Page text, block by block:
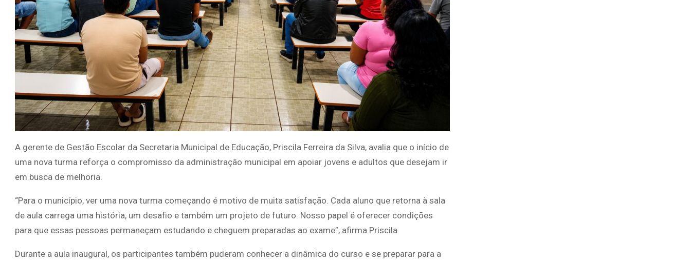
A gerente de Gestão Escolar da Secretaria Municipal de Educação, Priscila Ferreira da Silva, avalia que o início de
uma nova turma reforça o compromisso da administração municipal em apoiar jovens e adultos que desejam ir
em busca de melhoria.
“Para o município, ver uma nova turma começando é motivo de muita satisfação. Cada aluno que retorna à sala
de aula carrega uma história, um desafio e também um projeto de futuro. Nosso papel é oferecer condições
para que essas pessoas permaneçam estudando e cheguem preparadas ao exame”, afirma Priscila.
Durante a aula inaugural, os participantes também puderam conhecer a dinâmica do curso e se preparar para a